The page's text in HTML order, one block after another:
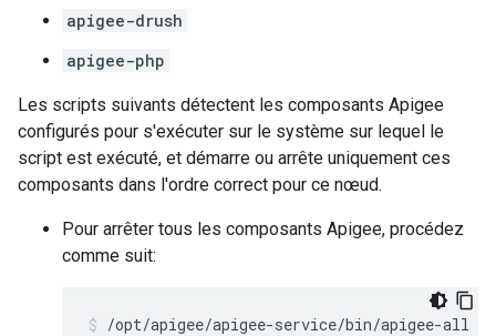
apigee-drush
apigee-php
Les scripts suivants détectent les composants Apigee
configurés pour s'exécuter sur le système sur lequel le
script est exécuté, et démarre ou arrête uniquement ces
composants dans l'ordre correct pour ce nœud.
Pour arrêter tous les composants Apigee, procédez
comme suit:
/opt/apigee/apigee-service/bin/apigee-all